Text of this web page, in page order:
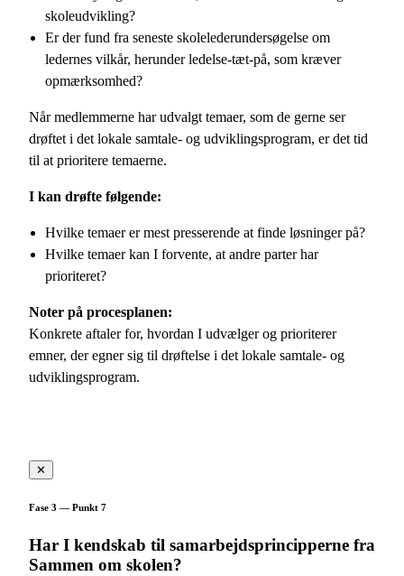
skoleudvikling?
Er der fund fra seneste skolelederundersøgelse om
ledernes vilkår, herunder ledelse-tæt-på, som kræver
opmærksomhed?
Når medlemmerne har udvalgt temaer, som de gerne ser
drøftet i det lokale samtale- og udviklingsprogram, er det tid
til at prioritere temaerne.
I kan drøfte følgende:
Hvilke temaer er mest presserende at finde løsninger på?
Hvilke temaer kan I forvente, at andre parter har
prioriteret?
Noter på procesplanen:
Konkrete aftaler for, hvordan I udvælger og prioriterer
emner, der egner sig til drøftelse i det lokale samtale- og
udviklingsprogram.
✕
Fase 3 — Punkt 7
Har I kendskab til samarbejdsprincipperne fra
Sammen om skolen?